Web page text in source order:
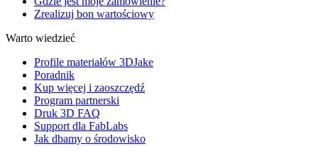
Zrealizuj bon wartościowy
Warto wiedzieć
Profile materiałów 3DJake
Poradnik
Kup więcej i zaoszczędź
Program partnerski
Druk 3D FAQ
Support dla FabLabs
Jak dbamy o środowisko